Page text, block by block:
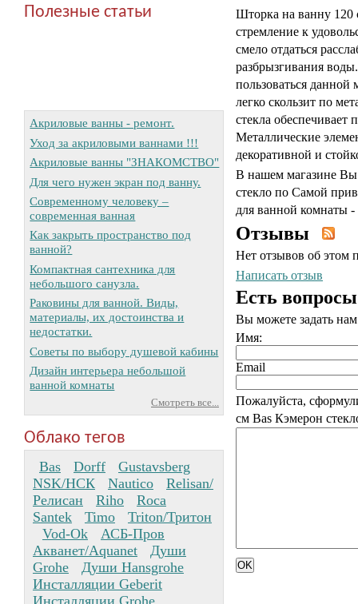
Полезные статьи
Акриловые ванны - ремонт.
Уход за акриловыми ваннами !!!
Акриловые ванны "ЗНАКОМСТВО"
Для чего нужен экран под ванну.
Современному человеку –
современная ванная
Как закрыть пространство под
ванной?
Компактная сантехника для
небольшого санузла.
Раковины для ванной. Виды,
материалы, их достоинства и
недостатки.
Советы по выбору душевой кабины
Дизайн интерьера небольшой
ванной комнаты
Смотреть все...
Облако тегов
Bas Dorff
Gustavsberg
NSK/НСК
Nautico
Relisan/
Релисан
Riho
Roca
Santek
Timo
Triton/Тритон
Vod-Ok
АСБ-Пров
Акванет/Aquanet
Души
Grohe
Души Hansgrohe
Инсталляции Geberit
Инсталляции Grohe
Шторка на ванну 120
стремление к
смело отдаться
разбрызгивания
пользоваться
легко скользит по
стекла обеспечивает
Металлические
декоративной и
В нашем магазине Вы
стекло по Самой
для ванной комнаты
Отзывы
Нет отзывов об этом
Написать отзыв
Есть
Вы можете задать
Имя:
Email
Пожалуйста,
см Bas Кэмерон